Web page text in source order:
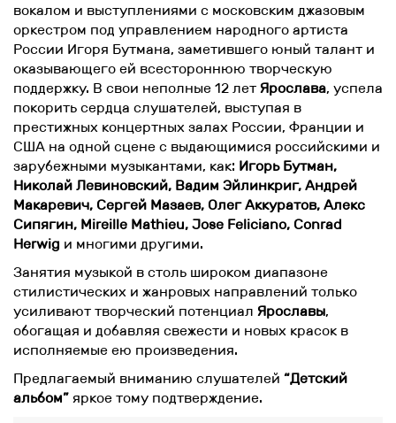
вокалом и выступлениями с московским джазовым
оркестром под управлением народного артиста
России Игоря Бутмана, заметившего юный талант и
оказывающего ей всестороннюю творческую
поддержку. В свои неполные 12 лет Ярослава, успела
покорить сердца слушателей, выступая в
престижных концертных залах России, Франции и
США на одной сцене с выдающимися российскими и
зарубежными музыкантами, как: Игорь Бутман,
Николай Левиновский, Вадим Эйлинкриг, Андрей
Макаревич, Сергей Мазаев, Олег Аккуратов, Алекс
Сипягин, Mireille Mathieu, Jose Feliciano, Conrad
Herwig и многими другими.
Занятия музыкой в столь широком диапазоне
стилистических и жанровых направлений только
усиливают творческий потенциал Ярославы,
обогащая и добавляя свежести и новых красок в
исполняемые ею произведения.
Предлагаемый вниманию слушателей “Детский
альбом” яркое тому подтверждение.